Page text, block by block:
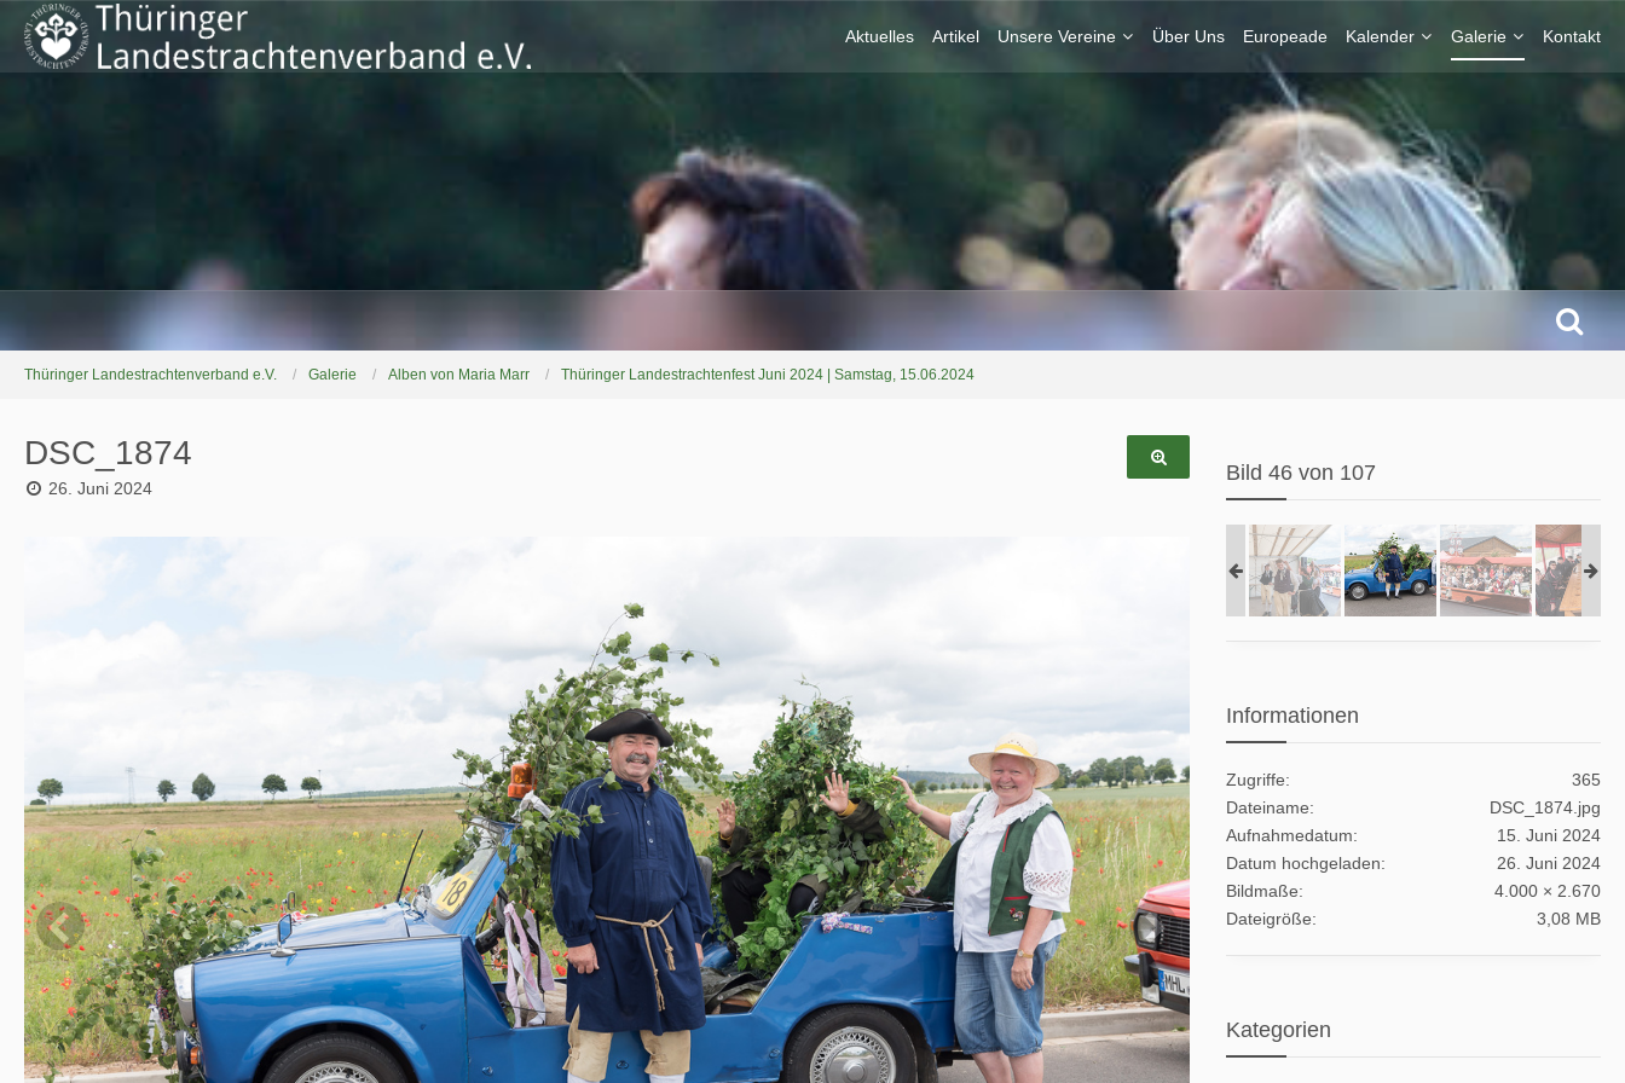
Aktuelles Artikel Unsere Vereine Über Uns Europeade Kalender Galerie Kontakt
Thüringer Landestrachtenverband e.V. Galerie Alben von Maria Marr Thüringer Landestrachtenfest Juni 2024 | Samstag, 15.06.2024
DSC_1874
26. Juni 2024
Bild 46 von 107
Informationen
Zugriffe
365
Dateiname
DSC_1874.jpg
Aufnahmedatum
15. Juni 2024
Datum hochgeladen
26. Juni 2024
Bildmaße
4.000 × 2.670
Dateigröße
3,08 MB
Kategorien